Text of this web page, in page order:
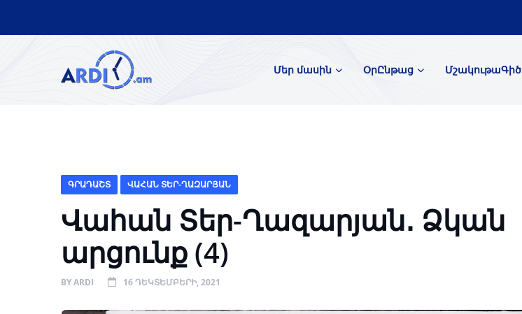
Մեր մասին ՕրԸնթաց ՄշակութաԳիծ
ԳՐԱԴԱՇՏ ՎԱՀԱՆ ՏԵՐ-ՂԱԶԱՐՅԱՆ
Վահան Տեր-Ղազարյան․ Ձկան
արցունք (4)
BYARDI 16 ԴԵԿՏԵՄԲԵՐԻ, 2021